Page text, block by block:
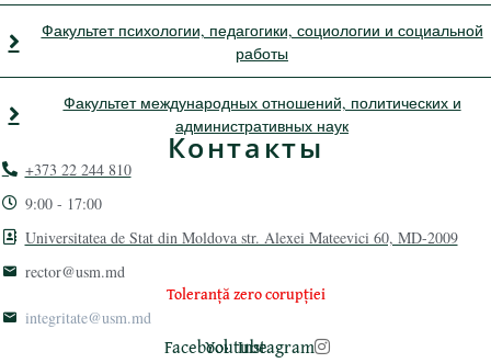
Факультет психологии, педагогики, социологии и социальной
работы
Факультет международных отношений, политических и
административных наук
Контакты
+373 22 244 810
9:00 - 17:00
Universitatea de Stat din Moldova str. Alexei Mateevici 60, MD-2009
rector@usm.md
Toleranță zero corupției
integritate@usm.md
FacebookYoutubeInstagram